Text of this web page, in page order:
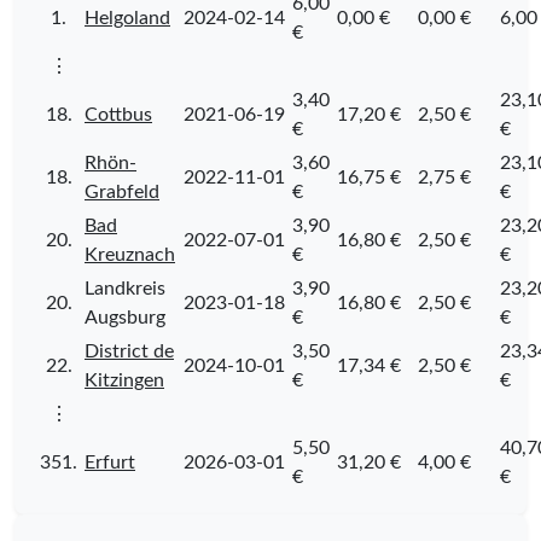
1. Helgoland 2024-02-14
6,00
€
0,00 € 0,00 € 6,00
⋮
18. Cottbus 2021-06-19
3,40
€
17,20 € 2,50 €
€
18.
Rhön-
Grabfeld
2022-11-01
3,60
€
16,75 € 2,75 €
€
20.
Bad
Kreuznach
2022-07-01
3,90
€
16,80 € 2,50 €
€
20.
Landkreis
Augsburg
2023-01-18
3,90
€
16,80 € 2,50 €
€
22.
District de
Kitzingen
2024-10-01
3,50
€
17,34 € 2,50 €
€
⋮
351. Erfurt 2026-03-01
5,50
€
31,20 € 4,00 €
€